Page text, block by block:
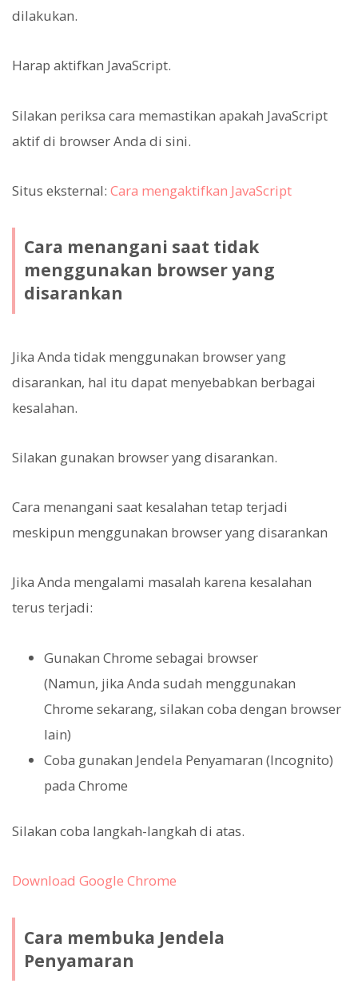
dilakukan.
Harap aktifkan JavaScript.
Silakan periksa cara memastikan apakah JavaScript
aktif di browser Anda di sini.
Situs eksternal: Cara mengaktifkan JavaScript
Cara menangani saat tidak
menggunakan browser yang
disarankan
Jika Anda tidak menggunakan browser yang
disarankan, hal itu dapat menyebabkan berbagai
kesalahan.
Silakan gunakan browser yang disarankan.
Cara menangani saat kesalahan tetap terjadi
meskipun menggunakan browser yang disarankan
Jika Anda mengalami masalah karena kesalahan
terus terjadi:
Gunakan Chrome sebagai browser
(Namun, jika Anda sudah menggunakan
Chrome sekarang, silakan coba dengan browser
lain)
Coba gunakan Jendela Penyamaran (Incognito)
pada Chrome
Silakan coba langkah-langkah di atas.
Download Google Chrome
Cara membuka Jendela
Penyamaran